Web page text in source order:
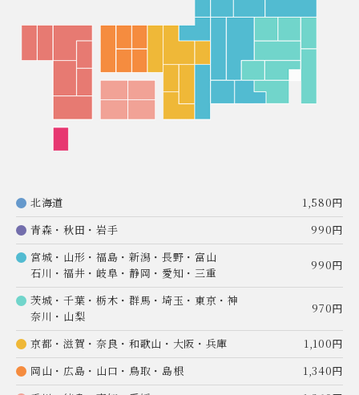
北海道
1,580円
青森・秋田・岩手
990円
宮城・山形・福島・新潟・長野・富山
石川・福井・岐阜・静岡・愛知・三重
990円
茨城・千葉・栃木・群馬・埼玉・東京・神
奈川・山梨
970円
京都・滋賀・奈良・和歌山・大阪・兵庫
1,100円
岡山・広島・山口・鳥取・島根
1,340円